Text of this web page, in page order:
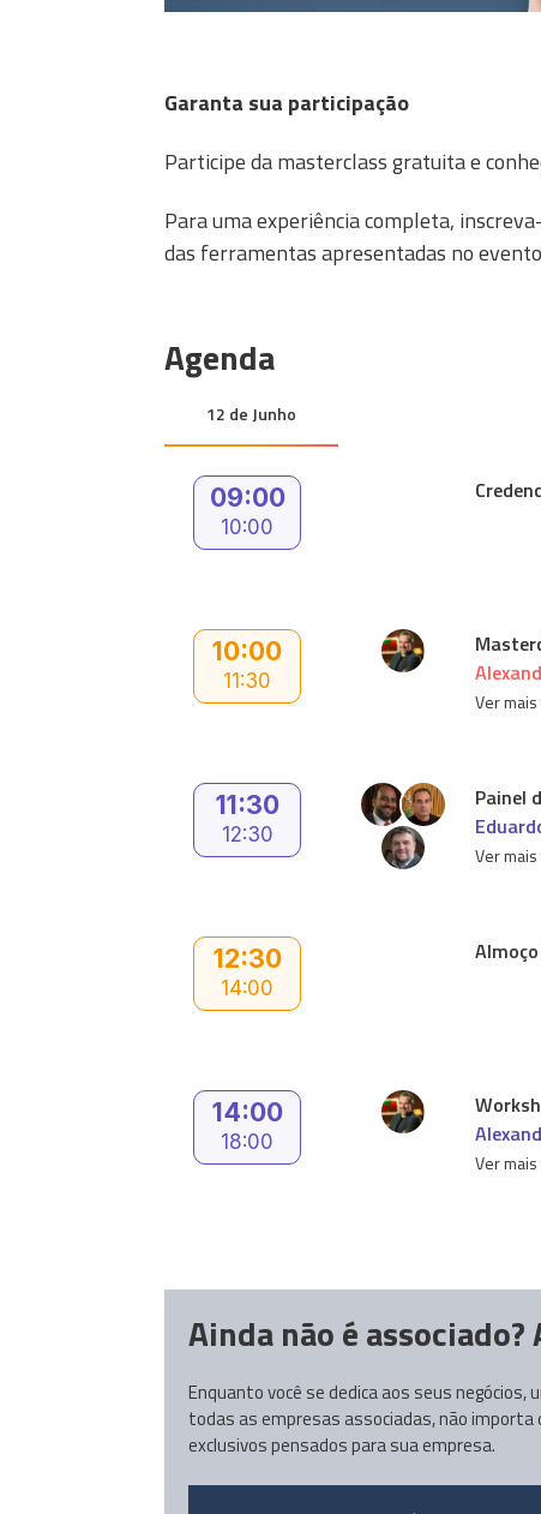
Garanta sua participação
Participe da masterclass gratuita e
Para uma experiência completa,
das ferramentas apresentadas no
Agenda
12 de Junho
09:00
10:00
10:00
11:30
Ver mais
11:30
12:30
Painel
Ver mais
12:30
14:00
14:00
18:00
Ver mais
Ainda não é
Enquanto você se dedica aos seus
todas as empresas associadas, não importa
exclusivos pensados para sua empresa.